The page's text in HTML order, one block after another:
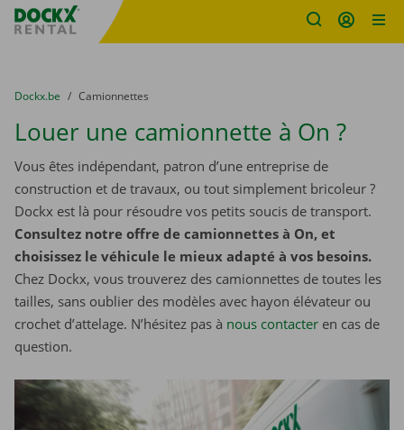
sitename
You are here:
du
Dockx.be to
Camionnettes
Louer une camionnette à On ?
Vous êtes indépendant, patron d’une entreprise de
construction et de travaux, ou tout simplement bricoleur ?
Dockx est là pour résoudre vos petits soucis de transport.
Consultez notre offre de camionnettes à On, et
choisissez le véhicule le mieux adapté à vos besoins.
Chez Dockx, vous trouverez des camionnettes de toutes les
tailles, sans oublier des modèles avec hayon élévateur ou
crochet d’attelage. N’hésitez pas à nous contacter ​​​​​​​ en cas de
question.